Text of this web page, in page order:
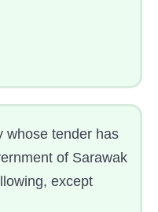
whose tender has
of Sarawak
except